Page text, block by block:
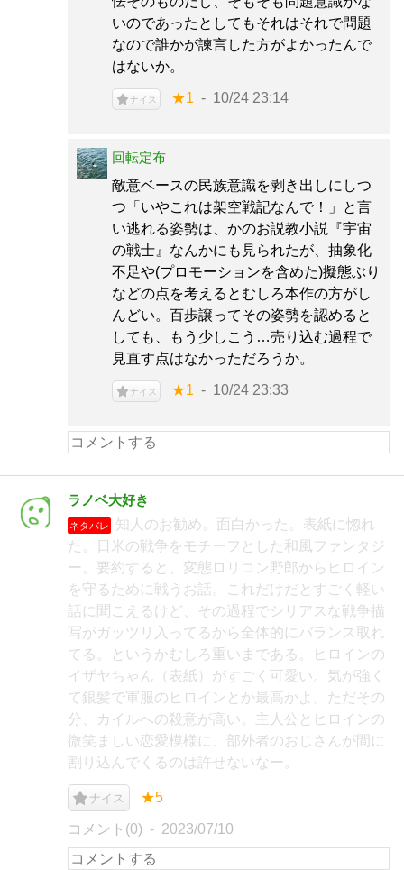
いのであったとしてもそれはそれで問題
なので誰かが諫言した方がよかったんで
はないか。
ナイス ★1 10/24 23:14
回転定布
敵意ベースの民族意識を剥き出しにしつ
つ「いやこれは架空戦記なんで！」と言
い逃れる姿勢は、かのお説教小説『宇宙
の戦士』なんかにも見られたが、抽象化
不足や(プロモーションを含めた)擬態ぶり
などの点を考えるとむしろ本作の方がし
んどい。百歩譲ってその姿勢を認めると
しても、もう少しこう…売り込む過程で
見直す点はなかっただろうか。
ナイス ★1 10/24 23:33
ラノベ大好き
ネタバレ
知人のお勧め。面白かった。表紙に惚れ
た。日米の戦争をモチーフとした和風ファンタジ
ー。要約すると、変態ロリコン野郎からヒロイン
を守るために戦うお話。これだけだとすごく軽い
話に聞こえるけど、その過程でシリアスな戦争描
写がガッツリ入ってるから全体的にバランス取れ
てる。というかむしろ重いまである。ヒロインの
イザヤちゃん（表紙）がすごく可愛い。気が強く
て銀髪で軍服のヒロインとか最高かよ。ただその
分、カイルへの殺意が高い。主人公とヒロインの
微笑ましい恋愛模様に、部外者のおじさんが間に
割り込んでくるのは許せないなー。
ナイス ★5
コメント(0) 2023/07/10